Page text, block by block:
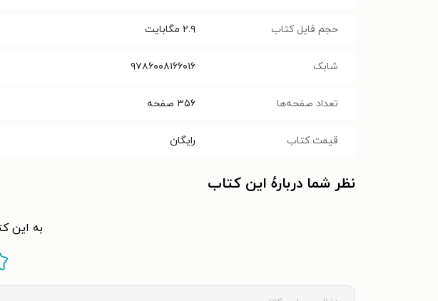
حجم فایل کتاب ۲.۹ مگابایت
شابک ۹۷۸۶۰۰۸۱۶۶۰۱۶
تعداد صفحه‌ها ۳۵۶ صفحه
قیمت کتاب رایگان
نظر شما دربارهٔ این کتاب
به این